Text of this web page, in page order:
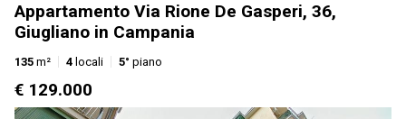
Appartamento Via Rione De Gasperi, 36,
Giugliano in Campania
135 m² 4 locali 5° piano
€ 129.000